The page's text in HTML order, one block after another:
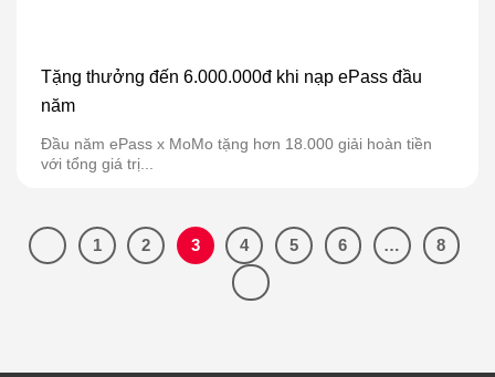
Tặng thưởng đến 6.000.000đ khi nạp ePass đầu
năm
Đầu năm ePass x MoMo tặng hơn 18.000 giải hoàn tiền
với tổng giá trị...
1 2 3 4 5 6 … 8